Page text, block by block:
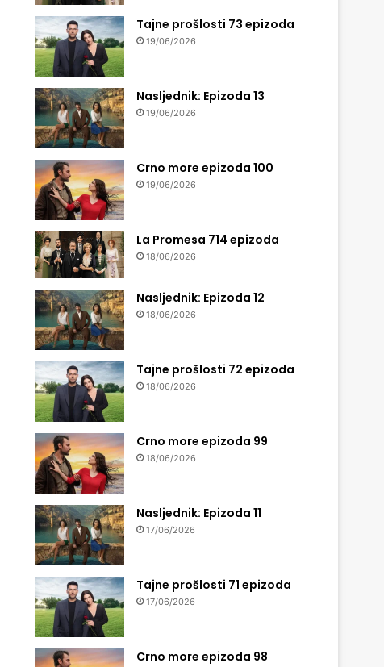
Tajne prošlosti 73 epizoda
19/06/2026
Nasljednik: Epizoda 13
19/06/2026
Crno more epizoda 100
19/06/2026
La Promesa 714 epizoda
18/06/2026
Nasljednik: Epizoda 12
18/06/2026
Tajne prošlosti 72 epizoda
18/06/2026
Crno more epizoda 99
18/06/2026
Nasljednik: Epizoda 11
17/06/2026
Tajne prošlosti 71 epizoda
17/06/2026
Crno more epizoda 98